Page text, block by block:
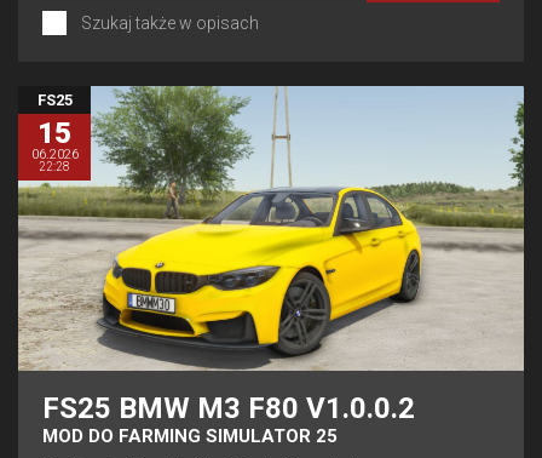
Szukaj także w opisach
FS25
15
06.2026
22:28
FS25 BMW M3 F80 V1.0.0.2
MOD DO FARMING SIMULATOR 25